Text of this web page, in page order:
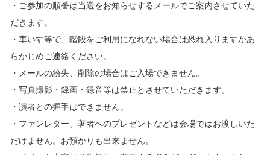
・ご参加の順番は当選をお知らせするメールでご案内させていた
だきます。
・車いす等で、階段をご利用になれない場合は恐れ入りますがあ
らかじめご連絡ください。
・メールの紛失、削除の場合はご入場できません。
・写真撮影・録画・録音等は禁止とさせていただきます。
・演者との握手はできません。
・ファンレター、著者へのプレゼントなどは会場ではお渡しいた
だけません。お預かりも出来ません。